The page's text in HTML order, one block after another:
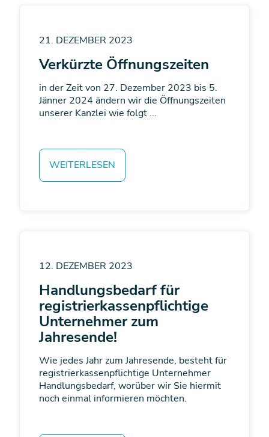
21. DEZEMBER 2023
Verkürzte Öffnungszeiten
in der Zeit von 27. Dezember 2023 bis 5.
Jänner 2024 ändern wir die Öffnungszeiten
unserer Kanzlei wie folgt ...
WEITERLESEN
12. DEZEMBER 2023
Handlungsbedarf für
registrier­kassen­pflichtige
Unternehmer zum
Jahresende!
Wie jedes Jahr zum Jahresende, besteht für
registrierkassenpflichtige Unternehmer
Handlungsbedarf, worüber wir Sie hiermit
noch einmal informieren möchten.